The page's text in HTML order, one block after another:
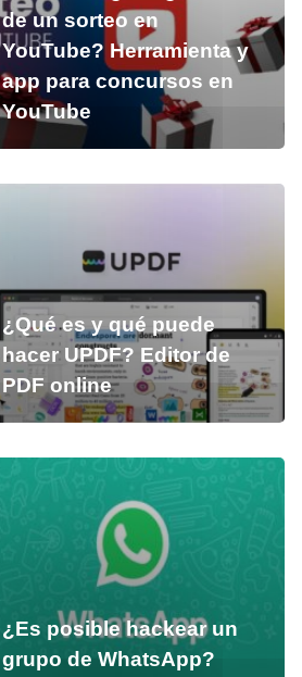
de un sorteo en
YouTube? Herramienta y
app para concursos en
YouTube
¿Qué es y qué puede
hacer UPDF? Editor de
PDF online
¿Es posible hackear un
grupo de WhatsApp?